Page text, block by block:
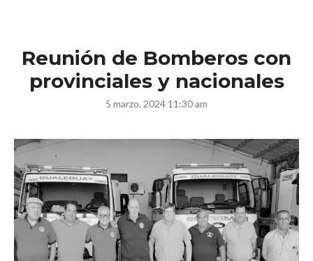
Reunión de Bomberos con
provinciales y nacionales
5 marzo, 2024 11:30 am